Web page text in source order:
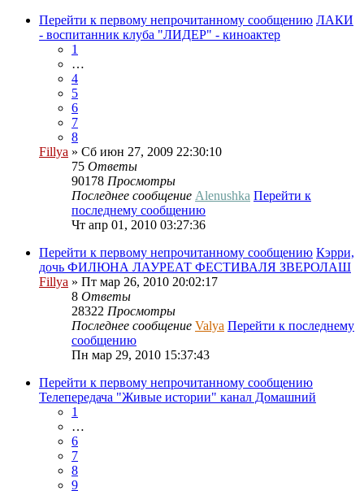
Перейти к первому непрочитанному сообщению ЛАКИ
- воспитанник клуба "ЛИДЕР" - киноактер
1
…
4
5
6
7
8
Fillya » Сб июн 27, 2009 22:30:10
75 Ответы
90178 Просмотры
Последнее сообщение Alenushka Перейти к
последнему сообщению
Чт апр 01, 2010 03:27:36
Перейти к первому непрочитанному сообщению Кэрри,
дочь ФИЛЮНА ЛАУРЕАТ ФЕСТИВАЛЯ ЗВЕРОЛАШ
Fillya » Пт мар 26, 2010 20:02:17
8 Ответы
28322 Просмотры
Последнее сообщение Valya Перейти к последнему
сообщению
Пн мар 29, 2010 15:37:43
Перейти к первому непрочитанному сообщению
Телепередача "Живые истории" канал Домашний
1
…
6
7
8
9